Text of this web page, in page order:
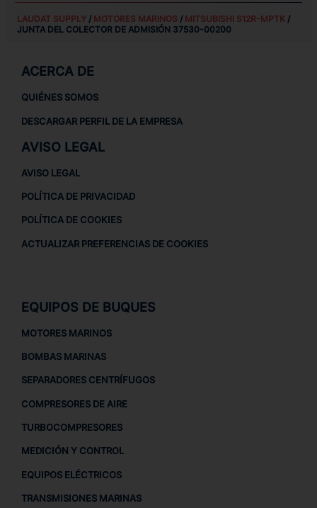
LAUDAT SUPPLY/ MOTORES MARINOS / MITSUBISHI S12R-MPTK/
JUNTA DEL COLECTOR DE ADMISIÓN 37530-00200
ACERCA DE
QUIÉNES SOMOS
DESCARGAR PERFIL DE LA EMPRESA
AVISO LEGAL
AVISO LEGAL
POLÍTICA DE PRIVACIDAD
POLÍTICA DE COOKIES
ACTUALIZAR PREFERENCIAS DE COOKIES
EQUIPOS DE BUQUES
MOTORES MARINOS
BOMBAS MARINAS
SEPARADORES CENTRÍFUGOS
COMPRESORES DE AIRE
TURBOCOMPRESORES
MEDICIÓN Y CONTROL
EQUIPOS ELÉCTRICOS
TRANSMISIONES MARINAS